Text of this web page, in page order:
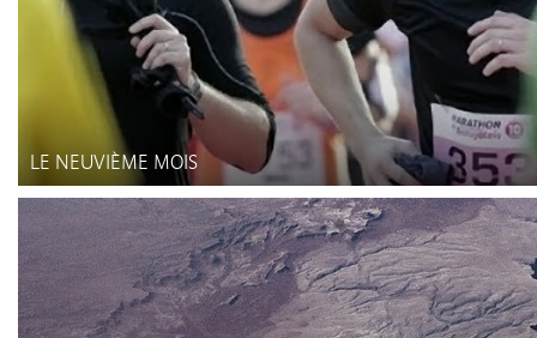
LE NEUVIÈME MOIS